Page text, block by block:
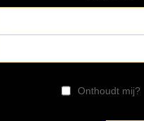
Onthoudt mij?